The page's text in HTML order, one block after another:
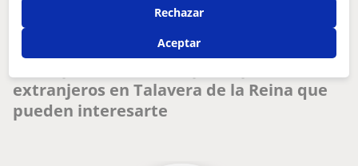
Español para extranjeros
clases de español para extranjeros muy económicas
extranjeros en Talavera de la Reina que
pueden interesarte
Rechazar
Aceptar